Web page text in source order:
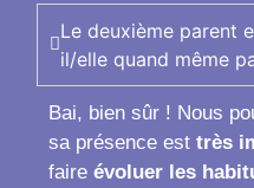
Le deuxième parent
il/elle quand même
Bai, bien sûr ! Nous
sa présence esttrès
faireévoluer les